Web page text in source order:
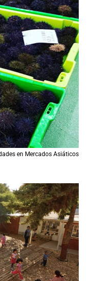
en Mercados Asiáticos